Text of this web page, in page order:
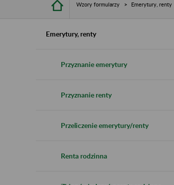
Wzory formularzy Emerytury, renty
Emerytury, renty
Przyznanie emerytury
Przyznanie renty
Przeliczenie emerytury/renty
Renta rodzinna